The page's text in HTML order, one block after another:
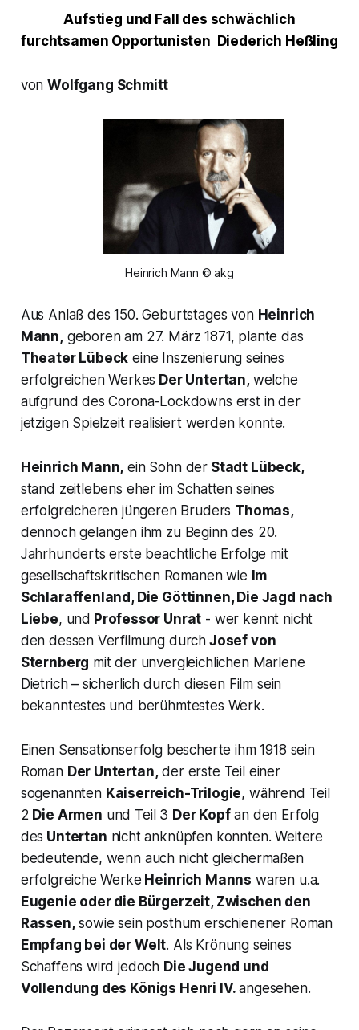
Aufstieg und Fall des schwächlich
furchtsamen Opportunisten Diederich Heßling
vonWolfgang Schmitt
Heinrich Mann © akg
Aus Anlaß des 150. Geburtstages von Heinrich
Mann,geboren am 27. März 1871, plante das
Theater Lübeck eine Inszenierung seines
erfolgreichen Werkes Der Untertan, welche
aufgrund des Corona-Lockdowns erst in der
jetzigen Spielzeit realisiert werden konnte.
Heinrich Mann, ein Sohn der Stadt Lübeck,
stand zeitlebens eher im Schatten seines
erfolgreicheren jüngeren Bruders Thomas,
dennoch gelangen ihm zu Beginn des 20.
Jahrhunderts erste beachtliche Erfolge mit
gesellschaftskritischen Romanen wie Im
Schlaraffenland, Die Göttinnen, Die Jagd nach
Liebe, und Professor Unrat - wer kennt nicht
den dessen Verfilmung durch Josef von
Sternberg mit der unvergleichlichen Marlene
Dietrich – sicherlich durch diesen Film sein
bekanntestes und berühmtestes Werk.
Einen Sensationserfolg bescherte ihm 1918 sein
Roman Der Untertan,der erste Teil einer
sogenannten Kaiserreich-Trilogie, während Teil
2 Die Armen und Teil 3 Der Kopfan den Erfolg
des Untertan nicht anknüpfen konnten. Weitere
bedeutende, wenn auch nicht gleichermaßen
erfolgreiche Werke Heinrich Manns waren u.a.
Eugenie oder die Bürgerzeit, Zwischen den
Rassen,sowie sein posthum erschienener Roman
Empfang bei der Welt. Als Krönung seines
Schaffens wird jedoch Die Jugend und
Vollendung des Königs Henri IV. angesehen.